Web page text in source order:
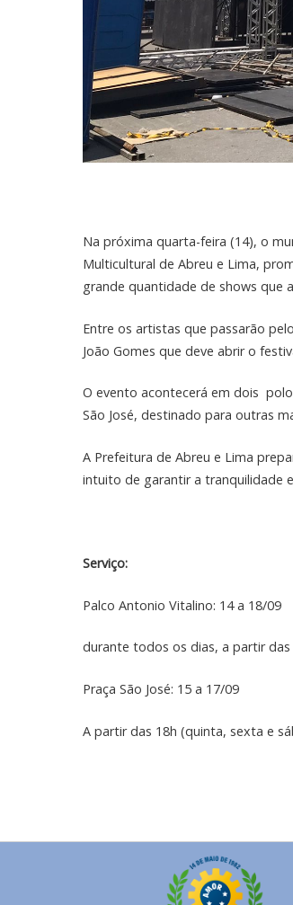
Na próxima quarta-feira (14), o
Multicultural de Abreu e Lima,
grande quantidade de shows que
Entre os artistas que passarão
João Gomes que deve abrir o
O evento acontecerá em dois
São José, destinado para outras
A Prefeitura de Abreu e Lima
intuito de garantir a tranquilidade
Serviço:
Palco Antonio Vitalino: 14 a 18/09
durante todos os dias, a partir das
Praça São José: 15 a 17/09
A partir das 18h (quinta, sexta e